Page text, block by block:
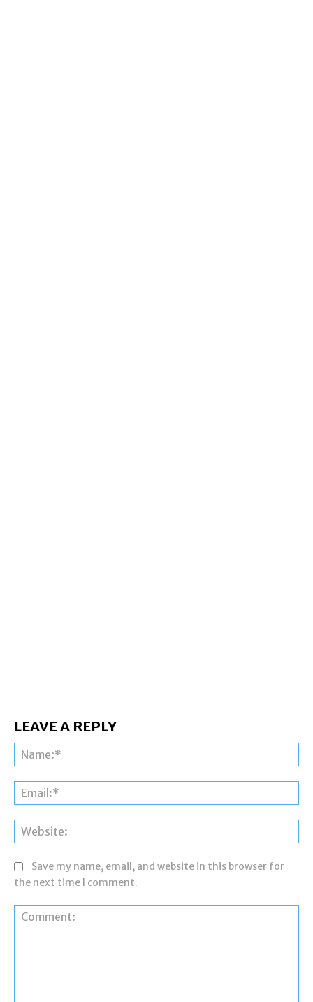
LEAVE A REPLY
Save my name, email, and website in this browser for
the next time I comment.